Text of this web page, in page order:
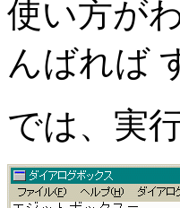
使い方が
んばれば
では、実